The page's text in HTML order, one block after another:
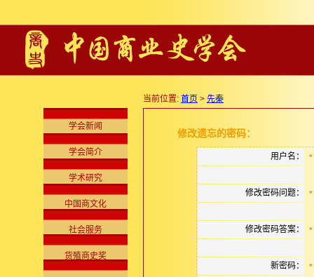
学会新闻
学会简介
学术研究
中国商文化
社会服务
货殖商史奖
当前位置: 首页 > 先秦
修改遗忘的密码：
用户名： *
修改密码问题： *
修改密码答案： *
新密码： *